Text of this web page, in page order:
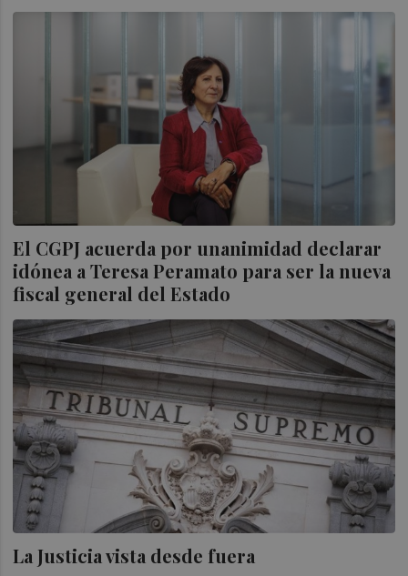
El CGPJ acuerda por unanimidad declarar
idónea a Teresa Peramato para ser la nueva
fiscal general del Estado
La Justicia vista desde fuera